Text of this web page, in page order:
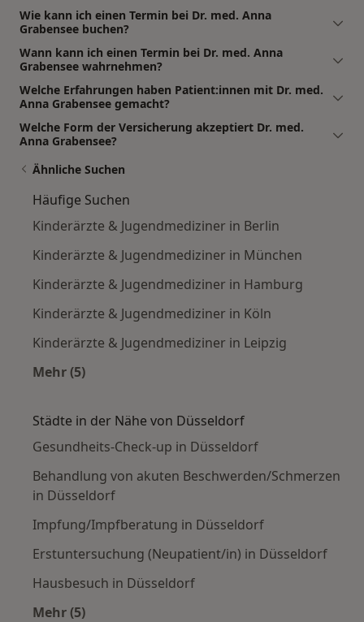
Wie kann ich einen Termin bei Dr. med. Anna
Grabensee buchen?
Wann kann ich einen Termin bei Dr. med. Anna
Grabensee wahrnehmen?
Welche Erfahrungen haben Patient:innen mit Dr. med.
Anna Grabensee gemacht?
Welche Form der Versicherung akzeptiert Dr. med.
Anna Grabensee?
Ähnliche Suchen
Häufige Suchen
Kinderärzte & Jugendmediziner in Berlin
Kinderärzte & Jugendmediziner in München
Kinderärzte & Jugendmediziner in Hamburg
Kinderärzte & Jugendmediziner in Köln
Kinderärzte & Jugendmediziner in Leipzig
Mehr (5)
Städte in der Nähe von Düsseldorf
Gesundheits-Check-up in Düsseldorf
Behandlung von akuten Beschwerden/Schmerzen
in Düsseldorf
Impfung/Impfberatung in Düsseldorf
Erstuntersuchung (Neupatient/in) in Düsseldorf
Hausbesuch in Düsseldorf
Mehr (5)